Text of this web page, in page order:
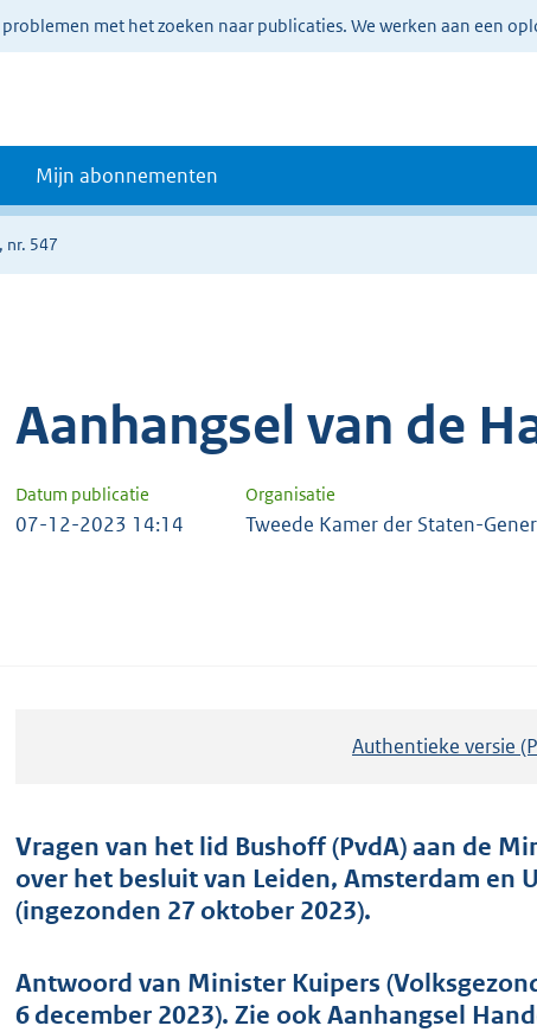
met het zoeken naar publicaties. We werken aan een
Mijn abonnementen
nr. 547
Aanhangsel van de
Datum publicatie Organisatie
07-12-2023 14:14 Tweede Kamer der Staten-
Authentieke versie
Vragen van het lid Bushoff (PvdA) aan de
over het besluit van Leiden, Amsterdam
(ingezonden 27 oktober 2023).
Antwoord van Minister Kuipers
6 december 2023). Zie ook Aanhangsel